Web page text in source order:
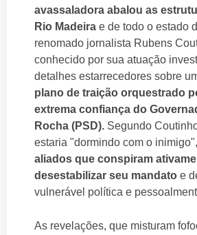
avassaladora abalou as
Rio Madeira e de todo o estado
renomado jornalista Rubens
conhecido por sua atuação
detalhes estarrecedores sobre
plano de traição orquestrado
extrema confiança do
Rocha (PSD). Segundo
estaria "dormindo com o inimigo",
aliados que conspiram
desestabilizar seu mandato e
vulnerável política e
As revelações, que misturam